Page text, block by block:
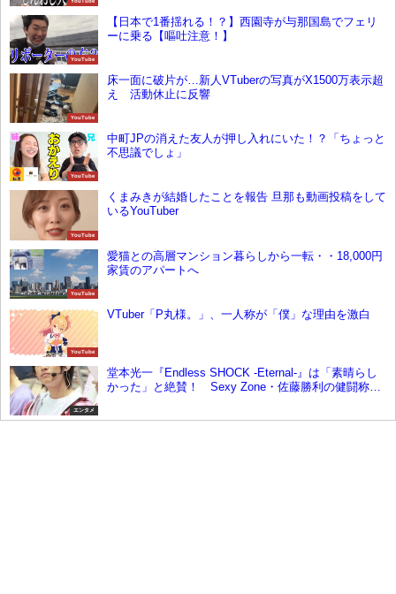
YouTube
【日本で1番揺れる！？】西園寺が与那国島でフェリ
ーに乗る【嘔吐注意！】
YouTube
床一面に破片が…新人VTuberの写真がX1500万表示超
え 活動休止に反響
YouTube
中町JPの消えた友人が押し入れにいた！？「ちょっと
不思議でしょ」
YouTube
くまみきが結婚したことを報告 旦那も動画投稿をして
いるYouTuber
YouTube
愛猫との高層マンション暮らしから一転・・18,000円
家賃のアパートへ
YouTube
VTuber「P丸様。」、一人称が「僕」な理由を激白
エンタメ
堂本光一『Endless SHOCK -Eternal-』は「素晴らし
かった」と絶賛！ Sexy Zone・佐藤勝利の健闘称え